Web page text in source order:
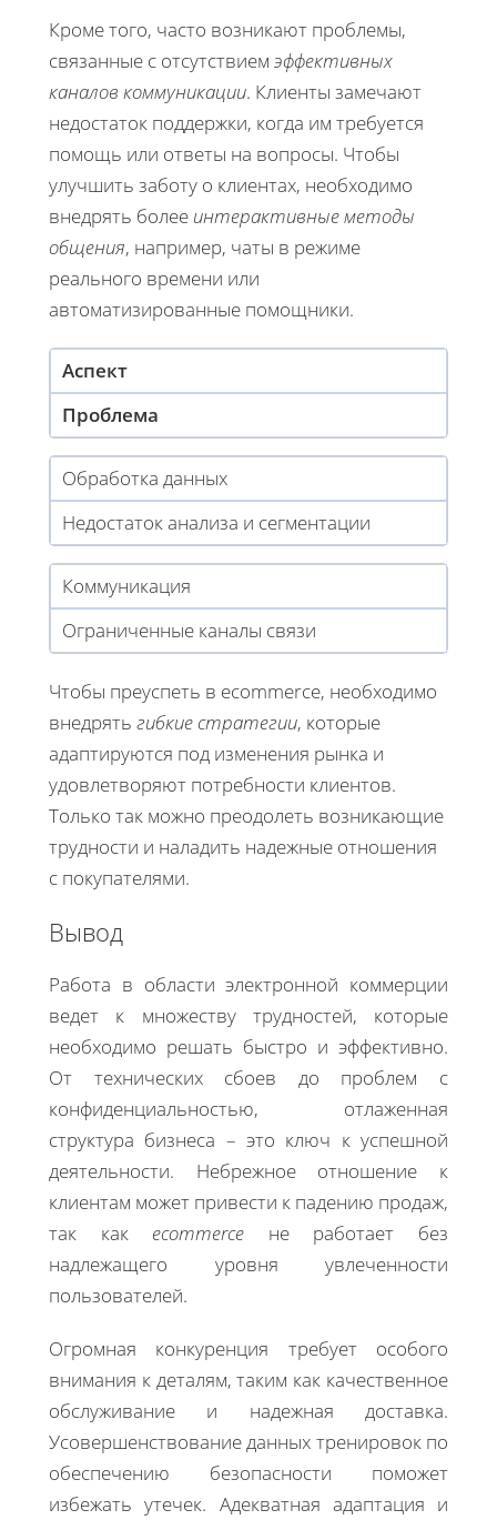
Кроме того, часто возникают проблемы,
связанные с отсутствием эффективных
каналов коммуникации. Клиенты замечают
недостаток поддержки, когда им требуется
помощь или ответы на вопросы. Чтобы
улучшить заботу о клиентах, необходимо
внедрять более интерактивные методы
общения, например, чаты в режиме
реального времени или
автоматизированные помощники.
Аспект
Проблема
Обработка данных
Недостаток анализа и сегментации
Коммуникация
Ограниченные каналы связи
Чтобы преуспеть в ecommerce, необходимо
внедрять гибкие стратегии, которые
адаптируются под изменения рынка и
удовлетворяют потребности клиентов.
Только так можно преодолеть возникающие
трудности и наладить надежные отношения
с покупателями.
Вывод
Работа в области электронной коммерции
ведет к множеству трудностей, которые
необходимо решать быстро и эффективно.
От технических сбоев до проблем с
конфиденциальностью, отлаженная
структура бизнеса – это ключ к успешной
деятельности. Небрежное отношение к
клиентам может привести к падению продаж,
так какecommerce не работает без
надлежащего уровня увлеченности
пользователей.
Огромная конкуренция требует особого
внимания к деталям, таким как качественное
обслуживание и надежная доставка.
Усовершенствование данных тренировок по
обеспечению безопасности поможет
избежать утечек. Адекватная адаптация и